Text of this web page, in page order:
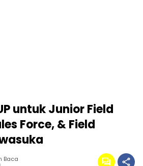
untuk Junior Field
Force, & Field
Baca